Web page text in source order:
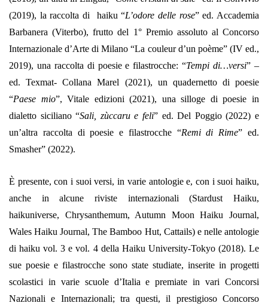
(2019), la raccolta di haiku “L’odore delle rose” ed. Accademia
Barbanera (Viterbo), frutto del 1° Premio assoluto al Concorso
Internazionale d’Arte di Milano “La couleur d’un poème” (IV ed.,
2019), una raccolta di poesie e filastrocche: “Tempi di…versi” –
ed. Texmat- Collana Marel (2021), un quadernetto di poesie
“Paese mio”, Vitale edizioni (2021), una silloge di poesie in
dialetto siciliano “Sali, zùccaru e feli” ed. Del Poggio (2022) e
un’altra raccolta di poesie e filastrocche “Remi di Rime” ed.
Smasher” (2022).
È presente, con i suoi versi, in varie antologie e, con i suoi haiku,
anche in alcune riviste internazionali (Stardust Haiku,
haikuniverse, Chrysanthemum, Autumn Moon Haiku Journal,
Wales Haiku Journal, The Bamboo Hut, Cattails) e nelle antologie
di haiku vol. 3 e vol. 4 della Haiku University-Tokyo (2018). Le
sue poesie e filastrocche sono state studiate, inserite in progetti
scolastici in varie scuole d’Italia e premiate in vari Concorsi
Nazionali e Internazionali; tra questi, il prestigioso Concorso